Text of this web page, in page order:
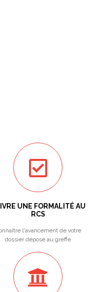
UNE FORMALITÉ AU
RCS
l'avancement de votre
dossier déposé au greffe